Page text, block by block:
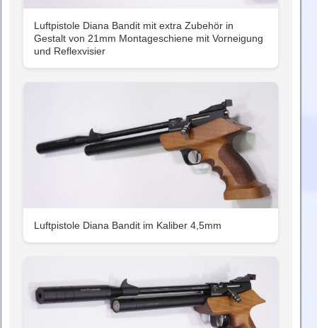
Luftpistole Diana Bandit mit extra Zubehör in
Gestalt von 21mm Montageschiene mit Vorneigung
und Reflexvisier
Luftpistole Diana Bandit im Kaliber 4,5mm